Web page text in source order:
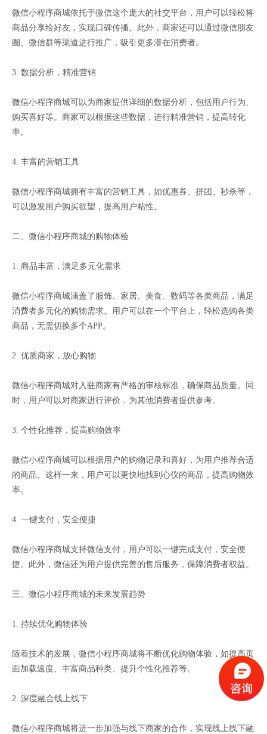
微信小程序商城依托于微信这个庞大的社交平台，用户可以轻松将
商品分享给好友，实现口碑传播。此外，商家还可以通过微信朋友
圈、微信群等渠道进行推广，吸引更多潜在消费者。
3. 数据分析，精准营销
微信小程序商城可以为商家提供详细的数据分析，包括用户行为、
购买喜好等。商家可以根据这些数据，进行精准营销，提高转化
率。
4. 丰富的营销工具
微信小程序商城拥有丰富的营销工具，如优惠券、拼团、秒杀等，
可以激发用户购买欲望，提高用户粘性。
二、微信小程序商城的购物体验
1. 商品丰富，满足多元化需求
微信小程序商城涵盖了服饰、家居、美食、数码等各类商品，满足
消费者多元化的购物需求。用户可以在一个平台上，轻松选购各类
商品，无需切换多个APP。
2. 优质商家，放心购物
微信小程序商城对入驻商家有严格的审核标准，确保商品质量。同
时，用户可以对商家进行评价，为其他消费者提供参考。
3. 个性化推荐，提高购物效率
微信小程序商城可以根据用户的购物记录和喜好，为用户推荐合适
的商品。这样一来，用户可以更快地找到心仪的商品，提高购物效
率。
4. 一键支付，安全便捷
微信小程序商城支持微信支付，用户可以一键完成支付，安全便
捷。此外，微信还为用户提供完善的售后服务，保障消费者权益。
三、微信小程序商城的未来发展趋势
1. 持续优化购物体验
随着技术的发展，微信小程序商城将不断优化购物体验，如提高页
面加载速度、丰富商品种类、提升个性化推荐等。
2. 深度融合线上线下
微信小程序商城将进一步加强与线下商家的合作，实现线上线下融